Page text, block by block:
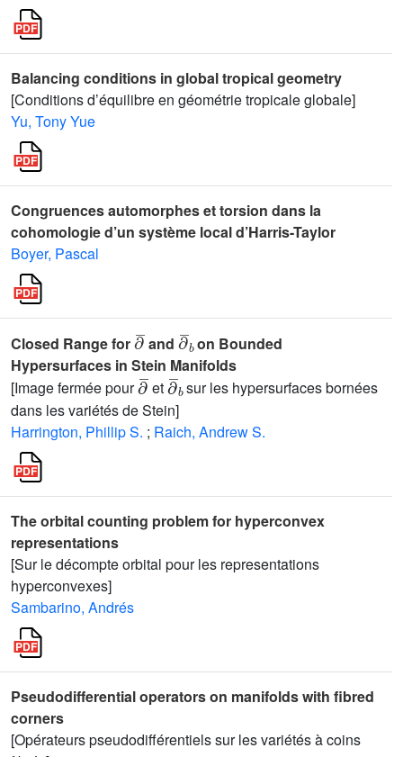
Balancing conditions in global tropical geometry
[Conditions d’équilibre en géométrie tropicale globale]
Yu, Tony Yue
Congruences automorphes et torsion dans la
cohomologie d’un système local d’Harris-Taylor
Boyer, Pascal
Closed Range for
∂¯
and
∂¯
on Bounded
Hypersurfaces in Stein Manifolds
[Image fermée pour
∂¯
et
∂¯b
sur les hypersurfaces bornées
dans les variétés de Stein]
Harrington, Phillip S. ; Raich, Andrew S.
The orbital counting problem for hyperconvex
representations
[Sur le décompte orbital pour les representations
hyperconvexes]
Sambarino, Andrés
Pseudodifferential operators on manifolds with fibred
corners
[Opérateurs pseudodifférentiels sur les variétés à coins